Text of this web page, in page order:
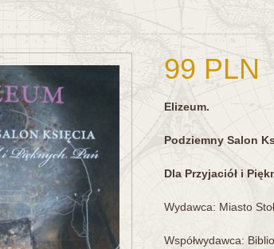
99 PLN
Elizeum.
Podziemny Salon
Dla Przyjaciół i
Wydawca: Miasto
Współwydawca: